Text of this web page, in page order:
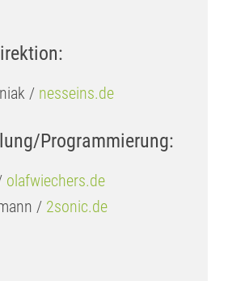
/ nesseins.de
Programmierung:
olafwiechers.de
/ 2sonic.de